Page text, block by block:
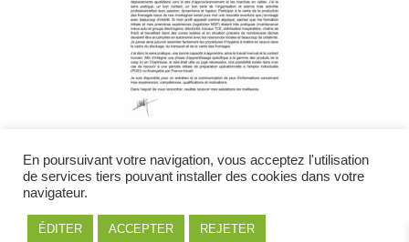
Extensions de fichiers acceptées : .pdf, .dco, .docx,
En poursuivant votre navigation, vous acceptez l'utilisation
de services tiers pouvant installer des cookies dans votre
navigateur.
ÉDITER ACCEPTER REJETER